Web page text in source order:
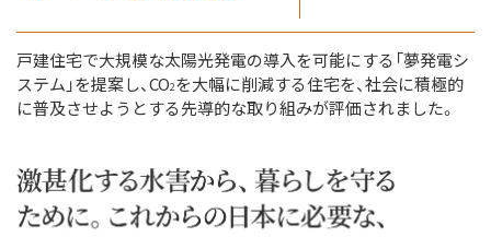
戸建住宅で大規模な太陽光発電の導入を可能にする「夢発電シ
ステム」を提案し、CO2を大幅に削減する住宅を、社会に積極的
に普及させようとする先導的な取り組みが評価されました。